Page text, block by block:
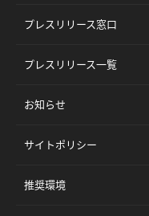
プレスリリース窓口
プレスリリース一覧
お知らせ
サイトポリシー
推奨環境